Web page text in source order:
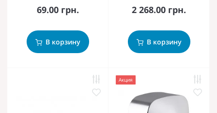
69.00 грн.
В корзину
2 268.00 грн.
В корзину
Акция